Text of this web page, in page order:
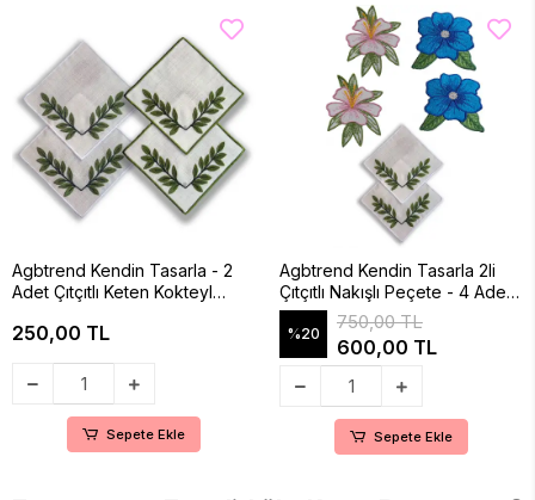
Agbtrend Kendin Tasarla - 2
Adet Çıtçıtlı Keten Kokteyl
250,00 TL
Sepete Ekle
Agbtrend Kendin Tasarla 2li
Çıtçıtlı Nakışlı Peçete - 4 Adet
Broş Başlangıç Seti
%20
750,00 TL
600,00 TL
Sepete Ekle